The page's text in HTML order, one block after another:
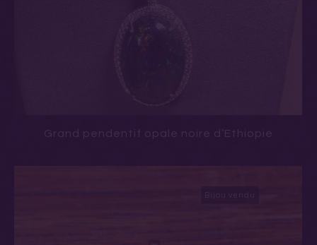
Grand pendentif opale noire d’Ethiopie
Bijou vendu